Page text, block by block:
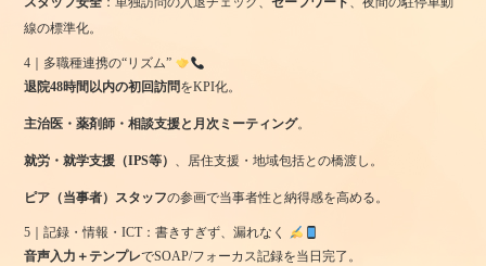
線の標準化。
4｜多職種連携の“リズム”
退院48時間以内の初回訪問をKPI化。
主治医・薬剤師・相談支援と月次ミーティング。
就労・就学支援（IPS等） 、居住支援・地域包括との橋渡し。
ピア（当事者）スタッフの参画で当事者性と納得感を高める。
5｜記録・情報・ICT：書きすぎず、漏れなく
音声入力＋テンプレでSOAP/フォーカス記録を当日完了。